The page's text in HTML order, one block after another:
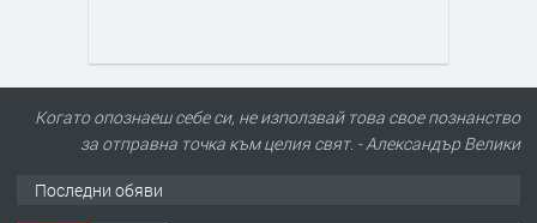
Когато опознаеш себе си, не използвай това свое познанство
за отправна точка към целия свят. - Александър Велики
Последни обяви